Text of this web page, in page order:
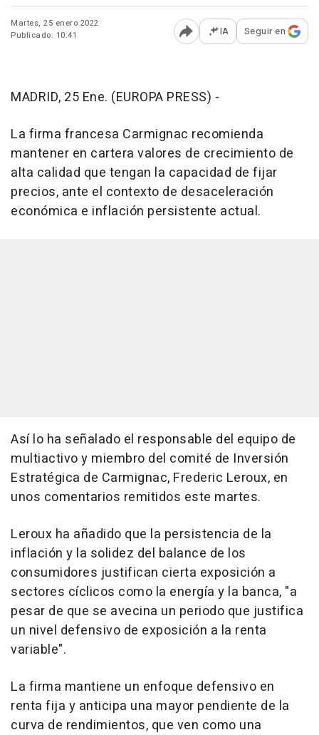
Martes, 25 enero 2022
Publicado: 10:41
Abrir opciones para
IA Seguir en
MADRID, 25 Ene. (EUROPA PRESS) -
La firma francesa Carmignac recomienda
mantener en cartera valores de crecimiento de
alta calidad que tengan la capacidad de fijar
precios, ante el contexto de desaceleración
económica e inflación persistente actual.
Así lo ha señalado el responsable del equipo de
multiactivo y miembro del comité de Inversión
Estratégica de Carmignac, Frederic Leroux, en
unos comentarios remitidos este martes.
Leroux ha añadido que la persistencia de la
inflación y la solidez del balance de los
consumidores justifican cierta exposición a
sectores cíclicos como la energía y la banca, "a
pesar de que se avecina un periodo que justifica
un nivel defensivo de exposición a la renta
variable".
La firma mantiene un enfoque defensivo en
renta fija y anticipa una mayor pendiente de la
curva de rendimientos, que ven como una